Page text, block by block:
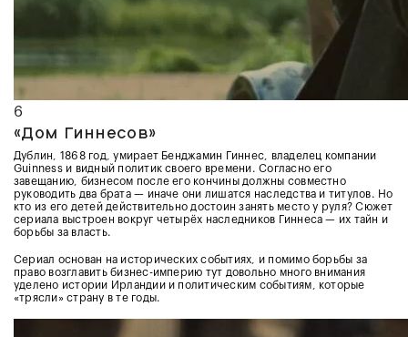
6
«Дом Гиннесов»
Дублин, 1868 год, умирает Бенджамин Гиннес, владелец компании
Guinness и видный политик своего времени. Согласно его
завещанию, бизнесом после его кончины должны совместно
руководить два брата — иначе они лишатся наследства и титулов. Но
кто из его детей действительно достоин занять место у руля? Сюжет
сериала выстроен вокруг четырёх наследников Гиннеса — их тайн и
борьбы за власть.
Сериал основан на исторических событиях, и помимо борьбы за
право возглавить бизнес-империю тут довольно много внимания
уделено истории Ирландии и политическим событиям, которые
«трясли» страну в те годы.